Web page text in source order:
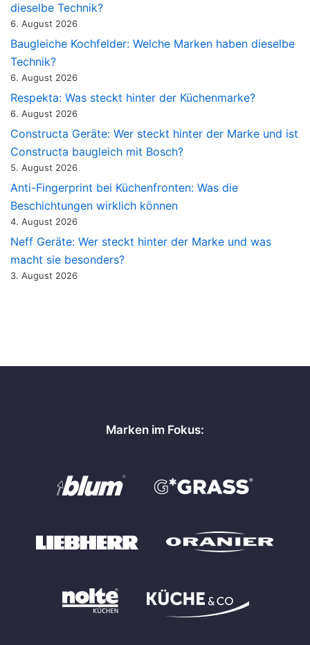
dieselbe Technik?
6. August 2026
Baugleiche Kochfelder: Welche Marken haben dieselbe
Technik?
6. August 2026
Respekta: Was steckt hinter der Küchenmarke?
6. August 2026
Constructa Geräte: Wer steckt hinter der Marke und ist
Constructa baugleich mit Bosch?
5. August 2026
Anti-Fingerprint bei Küchenfronten: Was die
Beschichtungen wirklich können
4. August 2026
Neff Geräte: Wer steckt hinter der Marke und was
macht sie besonders?
3. August 2026
Marken im Fokus: